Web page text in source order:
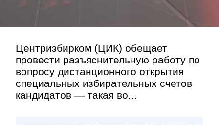
Центризбирком (ЦИК) обещает
провести разъяснительную работу по
вопросу дистанционного открытия
специальных избирательных счетов
кандидатов — такая во...